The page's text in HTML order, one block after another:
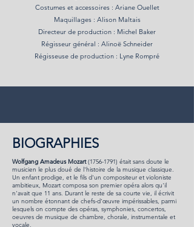
Costumes et accessoires : Ariane Ouellet
Maquillages : Alison Maltais
Directeur de production : Michel Baker
Régisseur général : Alinoë Schneider
Régisseuse de production : Lyne Rompré
BIOGRAPHIES
Wolfgang Amadeus Mozart (1756-1791) était sans doute le
musicien le plus doué de l'histoire de la musique classique.
Un enfant prodige, et le fils d'un compositeur et violoniste
ambitieux, Mozart composa son premier opéra alors qu'il
n'avait que 11 ans. Durant le reste de sa courte vie, il écrivit
un nombre étonnant de chefs-d'œuvre impérissables, parmi
lesquels on compte des opéras, symphonies, concertos,
oeuvres de musique de chambre, chorale, instrumentale et
vocale.